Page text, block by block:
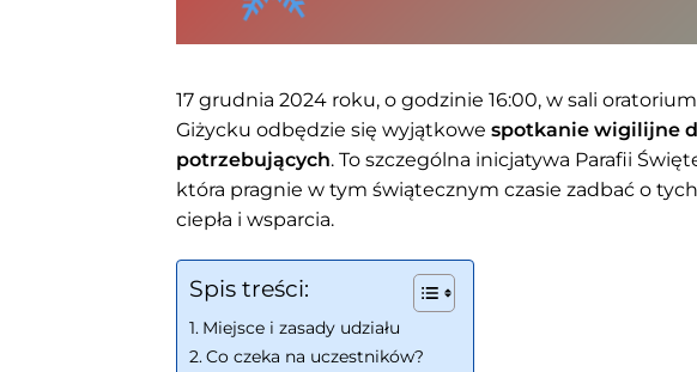
17 grudnia 2024 roku, o godzinie 16:00, w sali
Giżycku odbędzie się wyjątkowe spotkanie wigilijne
potrzebujących. To szczególna inicjatywa Parafii
która pragnie w tym świątecznym czasie zadbać o
ciepła i wsparcia.
Spis treści:
Miejsce i zasady udziału
Co czeka na uczestników?